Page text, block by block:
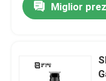
Miglior